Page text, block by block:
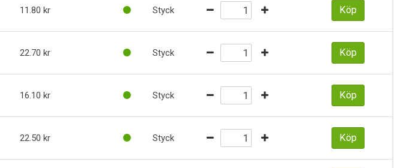
11.80 Styck Köp
22.70 Styck Köp
16.10 Styck Köp
22.50 Styck Köp